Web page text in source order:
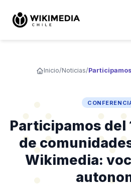
Inicio/Noticias/
Participamos del
de
Wikimedia: